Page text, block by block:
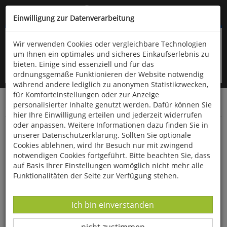
Kompletten Head der Seite überspringen
oder (06766) 9323-960
Startseite Bücher Verschiedene Sachgebiete
Gut aufgestellt
Einwilligung zur Datenverarbeitung
Wir verwenden Cookies oder vergleichbare Technologien
um Ihnen ein optimales und sicheres Einkaufserlebnis zu
bieten. Einige sind essenziell und für das
ordnungsgemäße Funktionieren der Website notwendig
während andere lediglich zu anonymen Statistikzwecken,
für Komforteinstellungen oder zur Anzeige
personalisierter Inhalte genutzt werden. Dafür können Sie
hier Ihre Einwilligung erteilen und jederzeit widerrufen
oder anpassen. Weitere Informationen dazu finden Sie in
unserer Datenschutzerklärung. Sollten Sie optionale
Cookies ablehnen, wird Ihr Besuch nur mit zwingend
notwendigen Cookies fortgeführt. Bitte beachten Sie, dass
auf Basis Ihrer Einstellungen womöglich nicht mehr alle
Funktionalitäten der Seite zur Verfügung stehen.
Datenverarbeitung -
Ich bin einverstanden